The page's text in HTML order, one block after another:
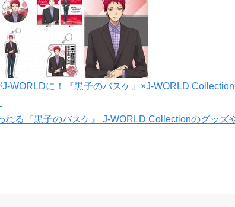
WORLDに！『黒子のバスケ』×J-WORLD
れる『黒子のバスケ』 J-WORLD Collectionのグッズ